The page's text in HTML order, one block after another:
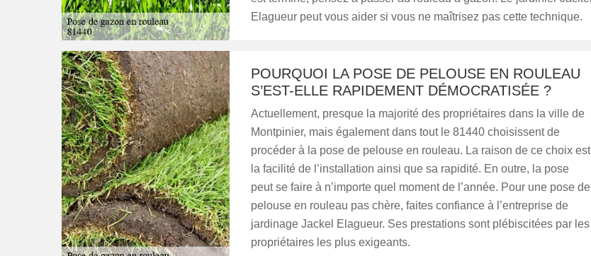
Elagueur peut vous aider si vous ne maîtrisez pas cette technique.
POURQUOI LA POSE DE PELOUSE EN ROULEAU
S’EST-ELLE RAPIDEMENT DÉMOCRATISÉE ?
Actuellement, presque la majorité des propriétaires dans la ville de
Montpinier, mais également dans tout le 81440 choisissent de
procéder à la pose de pelouse en rouleau. La raison de ce choix est
la facilité de l’installation ainsi que sa rapidité. En outre, la pose
peut se faire à n’importe quel moment de l’année. Pour une pose de
pelouse en rouleau pas chère, faites confiance à l’entreprise de
jardinage Jackel Elagueur. Ses prestations sont plébiscitées par les
propriétaires les plus exigeants.